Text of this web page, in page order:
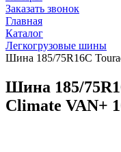
Заказать звонок
Главная
Каталог
Легкогрузовые шины
Шина 185/75R16C
Шина 185/
Climate VAN+